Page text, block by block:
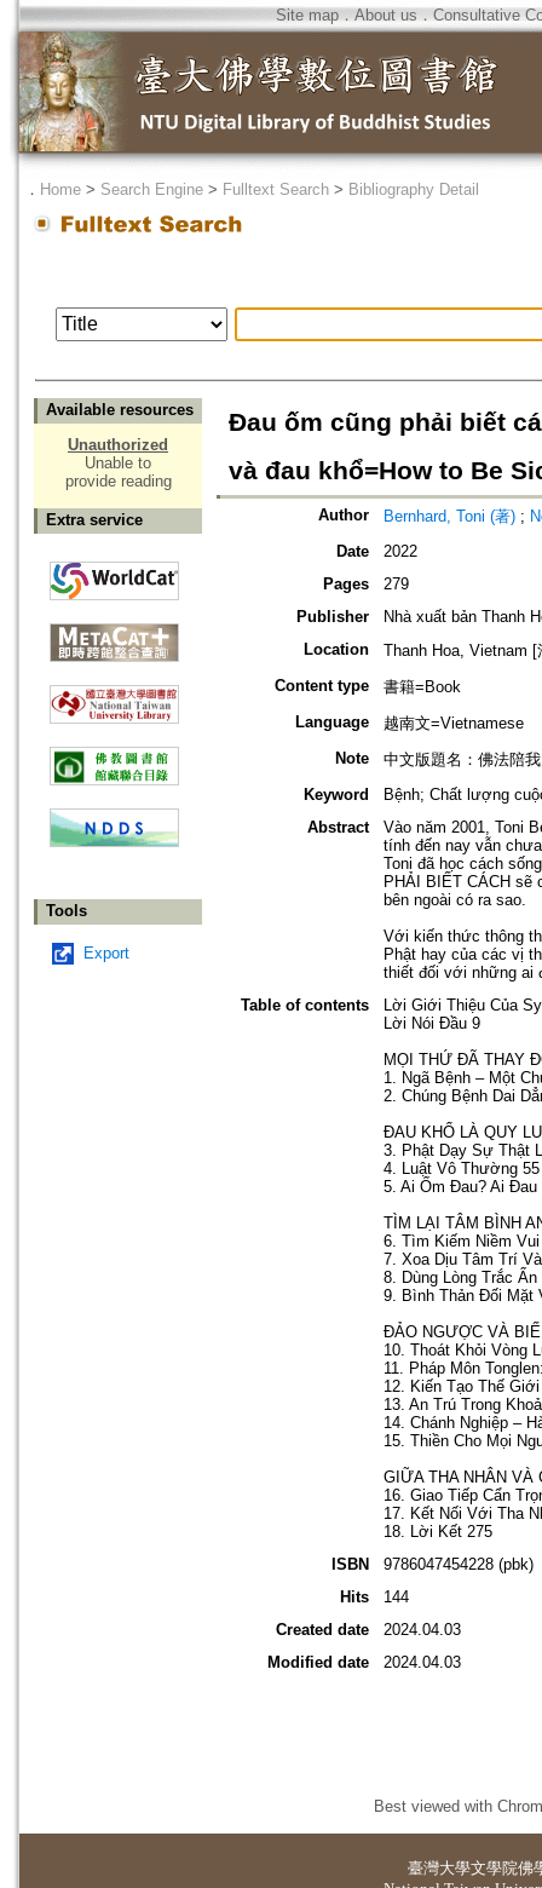
Site map．About us ． Consultative
． Home > Search Engine > Fulltext Search > Bibliography Detail
Available resources
Unauthorized
Unable to
provide reading
Extra service
Tools
Export
Đau ốm cũng phải biết
và đau khổ=How to Be
Author Bernhard, Toni (著) ;
Date
2022
Pages
279
Publisher
Nhà xuất bản Thanh
Location
Thanh Hoa, Vietnam
Content type
書籍=Book
Language
越南文=Vietnamese
Note
中文版題名：佛法陪
Keyword
Bệnh; Chất lượng
Abstract
Vào năm 2001, Toni
tính đến nay vẫn
Toni đã học cách
PHẢI BIẾT CÁCH sẽ
bên ngoài có ra sao.
Với kiến thức thông
Phật hay của các vị
thiết đối với những ai
Table of contents
Lời Giới Thiệu Của
Lời Nói Đầu 9
MỌI THỨ ĐÃ THAY
1. Ngã Bệnh – Một
2. Chúng Bệnh Dai
ĐAU KHỔ LÀ QUY
3. Phật Dạy Sự Thật
4. Luật Vô Thường 55
5. Ai Ốm Đau? Ai Đau
TÌM LẠI TÂM BÌNH
6. Tìm Kiếm Niềm
7. Xoa Dịu Tâm Trí
8. Dùng Lòng Trắc
9. Bình Thản Đối Mặt
ĐẢO NGƯỢC VÀ
10. Thoát Khỏi Vòng
11. Pháp Môn
12. Kiến Tạo Thế
13. An Trú Trong
14. Chánh Nghiệp –
15. Thiền Cho Mọi
GIỮA THA NHÂN VÀ
16. Giao Tiếp Cẩn
17. Kết Nối Với Tha
18. Lời Kết 275
ISBN
9786047454228 (pbk)
Hits
144
Created date
2024.04.03
Modified date
2024.04.03
Best viewed with
臺灣大學文學院佛